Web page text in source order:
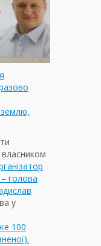
власником
голова
у
100